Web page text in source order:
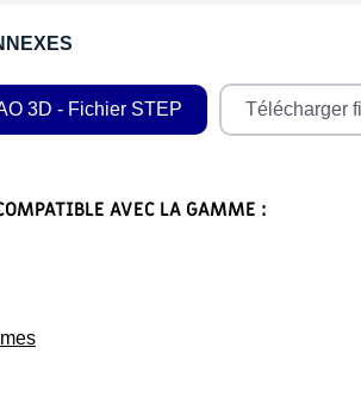
3D - Fichier STEP Télécharger
AVEC LA GAMME :